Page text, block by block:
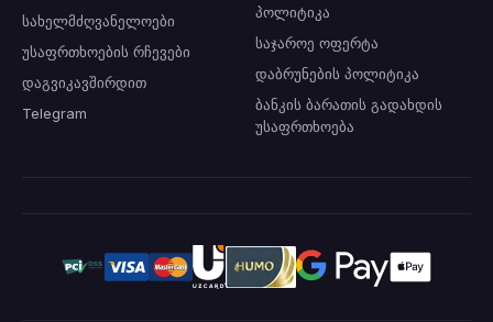
სახელმძღვანელოები
უსაფრთხოების რჩევები
დაგვიკავშირდით
Telegram
პოლიტიკა
საჯაროე ოფერტა
დაბრუნების პოლიტიკა
ბანკის ბარათის გადახდის
უსაფრთხოება